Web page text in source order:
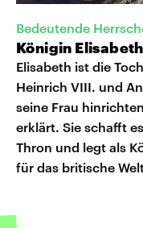
Bedeutende
Königin
Elisabeth ist die
Heinrich VIII. und
seine Frau
erklärt. Sie schafft
Thron und legt als
für das britische